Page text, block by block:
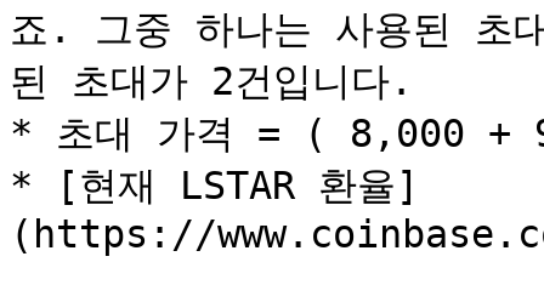
죠. 그중 하나는 사용된 초
된 초대가 2건입니다.
* 초대 가격 = ( 8,000 +
* [현재 LSTAR 환율]
(https://